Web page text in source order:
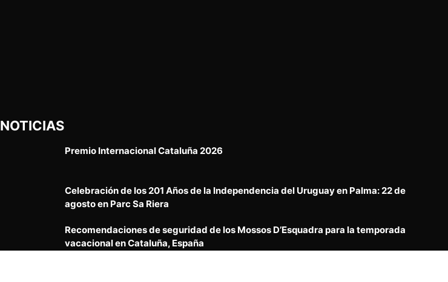
NOTICIAS
Premio Internacional Cataluña 2026
Celebración de los 201 Años de la Independencia del Uruguay en Palma: 22 de
agosto en Parc Sa Riera
Recomendaciones de seguridad de los Mossos D’Esquadra para la temporada
vacacional en Cataluña, España